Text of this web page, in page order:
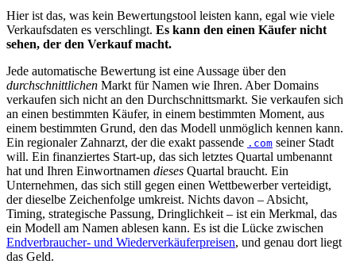
Hier ist das, was kein Bewertungstool leisten kann, egal wie viele
Verkaufsdaten es verschlingt. Es kann den einen Käufer nicht
sehen, der den Verkauf macht.
Jede automatische Bewertung ist eine Aussage über den
durchschnittlichen Markt für Namen wie Ihren. Aber Domains
verkaufen sich nicht an den Durchschnittsmarkt. Sie verkaufen sich
an einen bestimmten Käufer, in einem bestimmten Moment, aus
einem bestimmten Grund, den das Modell unmöglich kennen kann.
Ein regionaler Zahnarzt, der die exakt passende .com seiner Stadt
will. Ein finanziertes Start-up, das sich letztes Quartal umbenannt
hat und Ihren Einwortnamen dieses Quartal braucht. Ein
Unternehmen, das sich still gegen einen Wettbewerber verteidigt,
der dieselbe Zeichenfolge umkreist. Nichts davon – Absicht,
Timing, strategische Passung, Dringlichkeit – ist ein Merkmal, das
ein Modell am Namen ablesen kann. Es ist die Lücke zwischen
Endverbraucher- und Wiederverkäuferpreisen, und genau dort liegt
das Geld.